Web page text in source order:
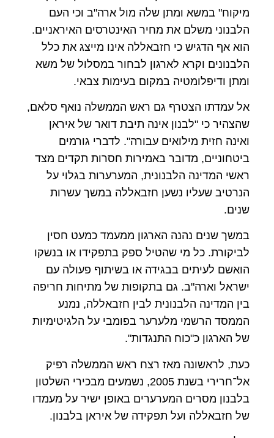
מיקוח" במשא ומתן שלה מול ארה"ב וכי העם
הלבנוני משלם את מחיר האינטרסים האיראניים.
הוא אף הדגיש כי חזבאללה אינו מייצג את כלל
הלבנונים וקרא לארגון לבחור במסלול של משא
ומתן ודיפלומטיה במקום בעימות צבאי.
אל עמדתו הצטרף גם ראש הממשלה נואף סלאם,
שהצהיר כי "לבנון אינה תיבת דואר של איראן
ואינה חזית מילואים עבורה". לדברי גורמים
ביטחוניים, מדובר באמירות חסרות תקדים מצד
ראשי המדינה הלבנונית, המערערות בגלוי על
הנרטיב שעליו נשען חזבאללה במשך עשרות
שנים.
במשך שנים נהנה הארגון ממעמד כמעט חסין
לביקורת. כל מי שהטיל ספק בתפקידו או בנשקו
הואשם לעיתים בבגידה או בשיתוף פעולה עם
ישראל וארה"ב. גם בתקופות של מתיחות חריפה
בין המדינה הלבנונית לבין חזבאללה, נמנע
הממסד הרשמי מלערער בפומבי על הלגיטימיות
של הארגון כ"כוח התנגדות".
כעת, לראשונה מאז רצח ראש הממשלה רפיק
אל־חרירי בשנת 2005, נשמעים מבכירי השלטון
בלבנון מסרים המערערים באופן ישיר על מעמדו
של חזבאללה ועל תפקידה של איראן בלבנון.